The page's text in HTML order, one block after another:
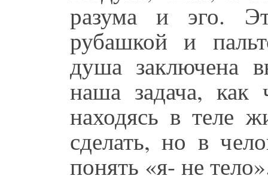
разума и эго.
рубашкой и
душа заключена
наша задача,
находясь в теле
сделать, но в
понять «я- не